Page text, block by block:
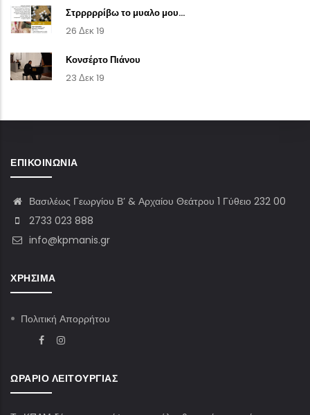
Στρρρρρίβω το μυαλο μου...
26 Δεκ 19
Κονσέρτο Πιάνου
23 Δεκ 19
ΕΠΙΚΟΙΝΩΝΊΑ
Βασιλέως Γεωργίου Β’ & Αρχαίου Θεάτρου 1 Γύθειο 232 00
2733 023 888
info@kpmanis.gr
ΧΡΉΣΙΜΑ
Πολιτική Απορρήτου
ΩΡΆΡΙΟ ΛΕΙΤΟΥΡΓΊΑΣ